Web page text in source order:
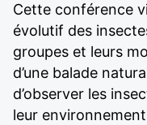
Cette conférence
évolutif des
groupes et leurs
d’une balade
d’observer les
leur